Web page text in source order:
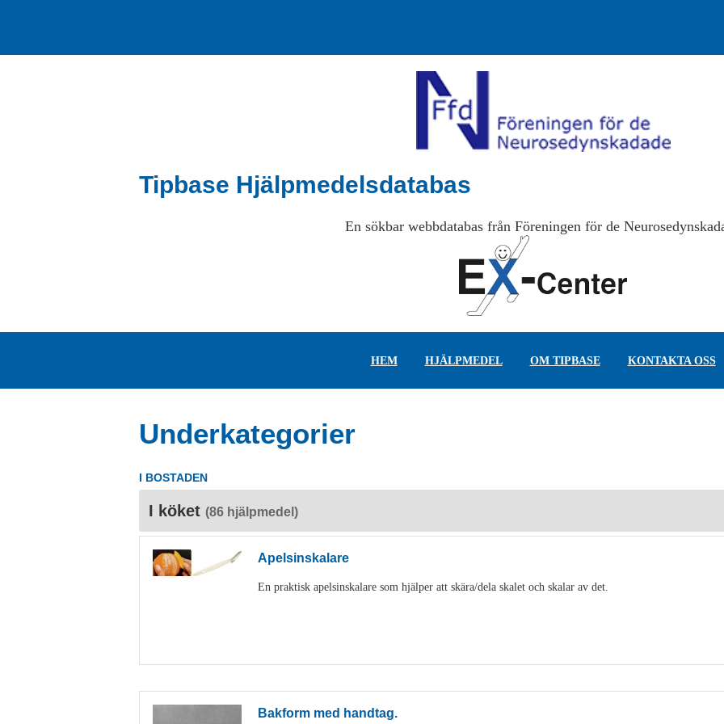
Tipbase Hjälpmedelsdatabas
En sökbar webbdatabas från Föreningen för de
HEM HJÄLPMEDEL OM TIPBASE KONTAKTA OSS
Underkategorier
I BOSTADEN
I köket (86 hjälpmedel)
Apelsinskalare
En praktisk apelsinskalare som hjälper att skära/dela skalet och skalar av det.
Bakform med handtag.